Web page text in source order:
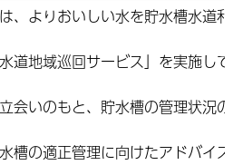
、よりおいしい水を貯水槽水道利
道地域巡回サービス」を実施して
立会いのもと、貯水槽の管理状況
槽の適正管理に向けたアドバイス